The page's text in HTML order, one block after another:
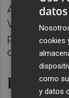
Antic
Valenciana
prèvia
data 11
Detalls
datos
cookies
como
y datos